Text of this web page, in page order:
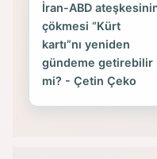
İran-ABD
çökmesi “Kürt
kartı”nı yeniden
gündeme getirebilir
mi? - Çetin Çeko